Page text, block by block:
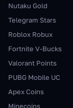
Nutaku Gold
Telegram Stars
Roblox Robux
Fortnite V-Bucks
Valorant Points
PUBG Mobile UC
Apex Coins
Minecoins